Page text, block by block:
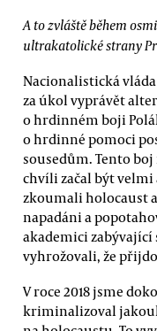
A to zvláště během
ultrakatolické strany
Nacionalistická
za úkol vyprávět
o hrdinném boji
o hrdinné pomoci
sousedům. Tento
chvíli začal být
zkoumali holocaust
napadáni a
akademici
vyhrožovali, že
V roce 2018 jsme
kriminalizoval